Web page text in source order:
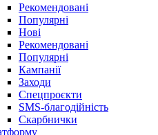
Рекомендовані
Популярні
Нові
Рекомендовані
Популярні
Кампанії
Заходи
Спецпроєкти
SMS-благодійність
Скарбнички